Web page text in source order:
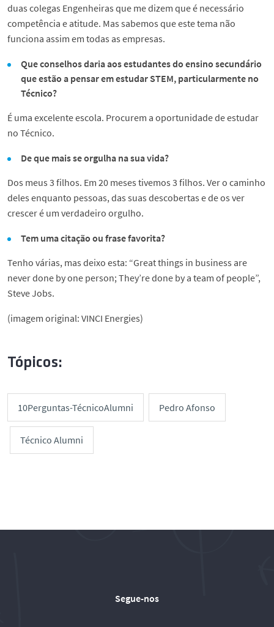
duas colegas Engenheiras que me dizem que é necessário
competência e atitude. Mas sabemos que este tema não
funciona assim em todas as empresas.
Que conselhos daria aos estudantes do ensino secundário
que estão a pensar em estudar STEM, particularmente no
Técnico?
É uma excelente escola. Procurem a oportunidade de estudar
no Técnico.
De que mais se orgulha na sua vida?
Dos meus 3 filhos. Em 20 meses tivemos 3 filhos. Ver o caminho
deles enquanto pessoas, das suas descobertas e de os ver
crescer é um verdadeiro orgulho.
Tem uma citação ou frase favorita?
Tenho várias, mas deixo esta: “Great things in business are
never done by one person; They’re done by a team of people”,
Steve Jobs.
(imagem original: VINCI Energies)
Tópicos:
10Perguntas-TécnicoAlumni Pedro Afonso
Técnico Alumni
Segue-nos